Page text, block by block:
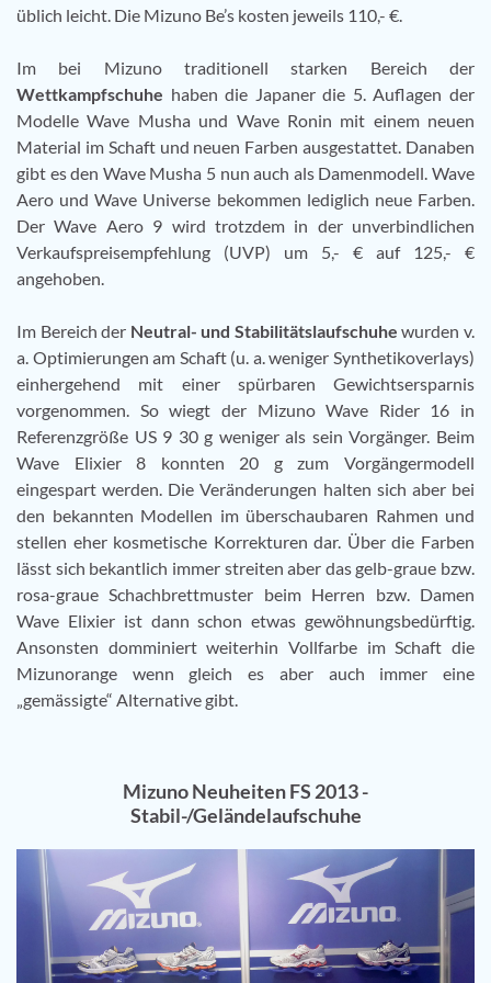
üblich leicht. Die Mizuno Be’s kosten jeweils 110,- €.
Im bei Mizuno traditionell starken Bereich der
Wettkampfschuhe haben die Japaner die 5. Auflagen der
Modelle Wave Musha und Wave Ronin mit einem neuen
Material im Schaft und neuen Farben ausgestattet. Danaben
gibt es den Wave Musha 5 nun auch als Damenmodell. Wave
Aero und Wave Universe bekommen lediglich neue Farben.
Der Wave Aero 9 wird trotzdem in der unverbindlichen
Verkaufspreisempfehlung (UVP) um 5,- € auf 125,- €
angehoben.
Im Bereich der Neutral- und Stabilitätslaufschuhe wurden v.
a. Optimierungen am Schaft (u. a. weniger Synthetikoverlays)
einhergehend mit einer spürbaren Gewichtsersparnis
vorgenommen. So wiegt der Mizuno Wave Rider 16 in
Referenzgröße US 9 30 g weniger als sein Vorgänger. Beim
Wave Elixier 8 konnten 20 g zum Vorgängermodell
eingespart werden. Die Veränderungen halten sich aber bei
den bekannten Modellen im überschaubaren Rahmen und
stellen eher kosmetische Korrekturen dar. Über die Farben
lässt sich bekantlich immer streiten aber das gelb-graue bzw.
rosa-graue Schachbrettmuster beim Herren bzw. Damen
Wave Elixier ist dann schon etwas gewöhnungsbedürftig.
Ansonsten domminiert weiterhin Vollfarbe im Schaft die
Mizunorange wenn gleich es aber auch immer eine
„gemässigte“ Alternative gibt.
Mizuno Neuheiten FS 2013 -
Stabil-/Geländelaufschuhe